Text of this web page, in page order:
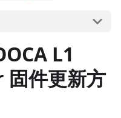
L1
件更新方